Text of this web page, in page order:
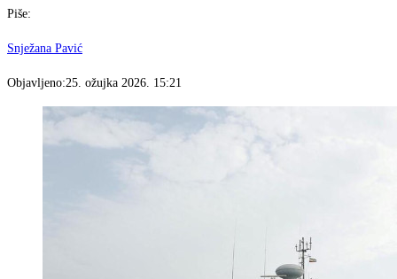
Piše:
Snježana Pavić
Objavljeno:25. ožujka 2026. 15:21